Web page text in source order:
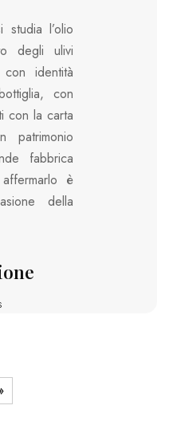
studia l’olio
degli ulivi
identità
con
con la carta
patrimonio
fabbrica
è
della